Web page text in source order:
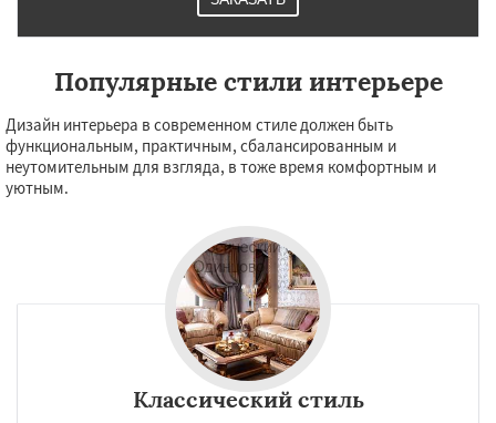
Популярные стили интерьере
Дизайн интерьера в современном стиле должен быть
функциональным, практичным, сбалансированным и
неутомительным для взгляда, в тоже время комфортным и
уютным.
Классический стиль